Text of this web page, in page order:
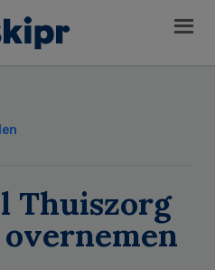
Thuiszorg